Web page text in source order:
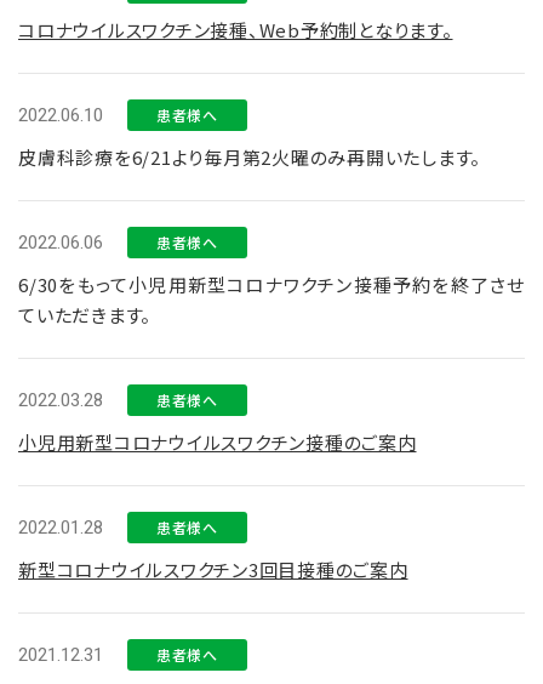
コロナウイルスワクチン接種、Web予約制となります。
2022.06.10 患者様へ
皮膚科診療を6/21より毎月第2火曜のみ再開いたします。
2022.06.06 患者様へ
6/30をもって小児用新型コロナワクチン接種予約を終了させ
ていただきます。
2022.03.28 患者様へ
小児用新型コロナウイルスワクチン接種のご案内
2022.01.28 患者様へ
新型コロナウイルスワクチン3回目接種のご案内
2021.12.31 患者様へ